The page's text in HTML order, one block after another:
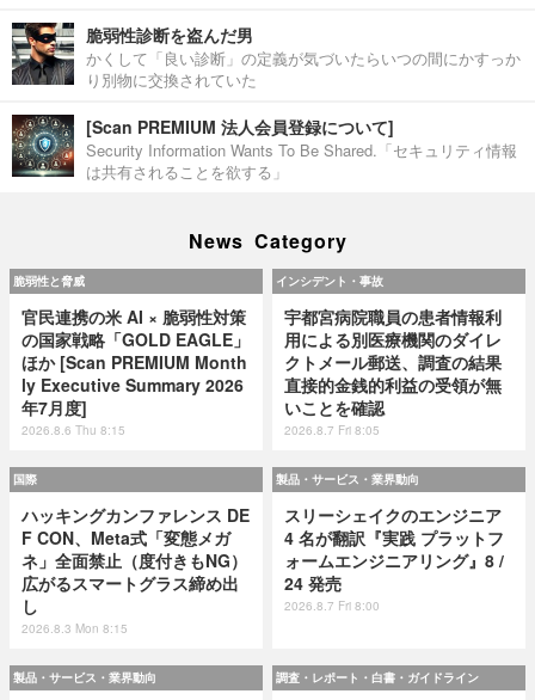
脆弱性診断を盗んだ男
かくして「良い診断」の定義が気づいたらいつの間にかすっか
り別物に交換されていた
[Scan PREMIUM 法人会員登録について]
Security Information Wants To Be Shared.「セキュリティ情報
は共有されることを欲する」
News Category
脆弱性と脅威
官民連携の米 AI × 脆弱性対策
の国家戦略「GOLD EAGLE」
ほか [Scan PREMIUM Month
ly Executive Summary 2026
年7月度]
2026.8.6 Thu 8:15
インシデント・事故
宇都宮病院職員の患者情報利
用による別医療機関のダイレ
クトメール郵送、調査の結果
直接的金銭的利益の受領が無
いことを確認
2026.8.7 Fri 8:05
国際
ハッキングカンファレンス DE
F CON、Meta式「変態メガ
ネ」全面禁止（度付きもNG）
広がるスマートグラス締め出
し
2026.8.3 Mon 8:15
製品・サービス・業界動向
スリーシェイクのエンジニア
4 名が翻訳『実践 プラットフ
ォームエンジニアリング』8 /
24 発売
2026.8.7 Fri 8:00
製品・サービス・業界動向 調査・レポート・白書・ガイドライン